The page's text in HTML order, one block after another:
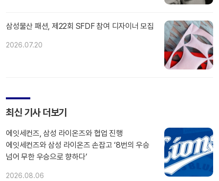
삼성물산 패션, 제22회 SFDF 참여 디자이너 모집
2026.07.20
최신 기사 더보기
에잇세컨즈, 삼성 라이온즈와 협업 진행
에잇세컨즈와 삼성 라이온즈 손잡고 ‘8번의 우승
넘어 무한 우승으로 향하다’
2026.08.06